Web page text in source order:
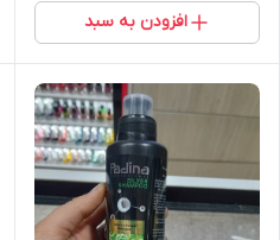
افزودن به سبد